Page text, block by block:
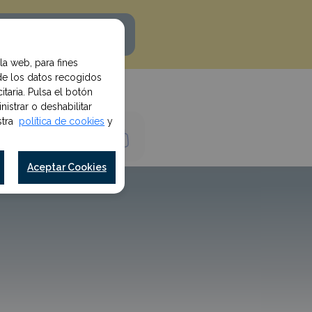
web, para fines
los datos recogidos
Pulsa el botón
o deshabilitar
política de cookies y
Aceptar Cookies